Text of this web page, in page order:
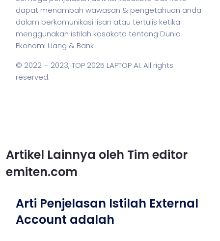
dapat menambah wawasan & pengetahuan anda
dalam berkomunikasi lisan atau tertulis ketika
menggunakan istilah kosakata tentang Dunia
Ekonomi Uang & Bank
© 2022 – 2023, TOP 2025 LAPTOP AI. All rights
reserved.
Artikel Lainnya oleh Tim editor
emiten.com
Arti Penjelasan Istilah External
Account adalah